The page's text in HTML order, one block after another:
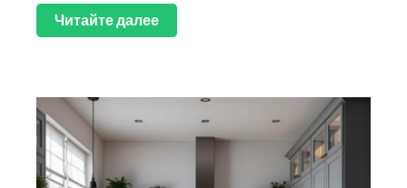
Читайте далее